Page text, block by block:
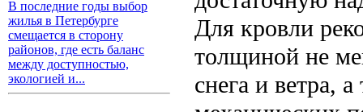
В последние годы выбор
жилья в Петербурге
смещается в сторону
районов, где есть баланс
между доступностью,
экологией и...
Для кровли
толщиной не
снега и ветра,